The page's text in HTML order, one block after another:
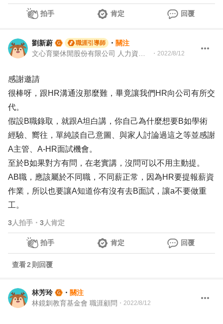
拍手 肯定 回覆
劉新蔚 職涯引導師 ・ 關注
・ 2022/8/12
感謝邀請
很棒呀，跟HR溝通沒那麼難，畢竟讓我們HR向公司有所交
代。
假設B職錄取，就跟A坦白講，你自己為什麼想要B如學術
經驗、嚮往，單純談自己意圖、與家人討論過這之等並感謝
A主管、A-HR面試機會。
至於B如果對方有問，在老實講，沒問可以不用主動提。
AB職，應該屬於不同職，不同薪正常，因為HR要提報薪資
作業，所以也要讓A知道你有沒有去B面試，讓a不要做重
工。
3人拍手 ・ 3人肯定
拍手 肯定 回覆
查看2 則回覆
林芳玲 ・ 關注
林鏡釧教育基金會 職涯顧問 ・ 2022/8/12